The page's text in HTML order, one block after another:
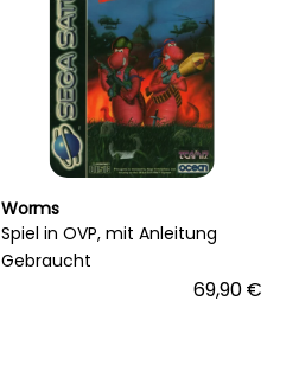
Worms
Spiel in OVP, mit Anleitung
Gebraucht
69,90 €